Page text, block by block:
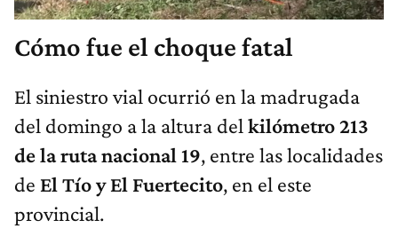
Cómo fue el choque fatal
El siniestro vial ocurrió en la madrugada
del domingo a la altura del kilómetro 213
de la ruta nacional 19, entre las localidades
de El Tío y El Fuertecito, en el este
provincial.